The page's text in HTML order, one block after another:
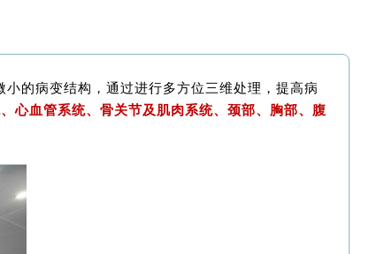
的病变结构，通过进行多方位三维处理，提高病
心血管系统、骨关节及肌肉系统、颈部、胸部、腹